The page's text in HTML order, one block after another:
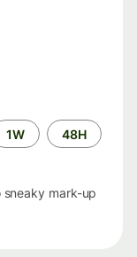
الفترة
الزمنية
48H
1W
sneaky mark-up